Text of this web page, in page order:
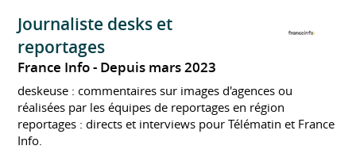
Journaliste desks et
reportages
France Info Depuis mars 2023
deskeuse : commentaires sur images d'agences ou
réalisées par les équipes de reportages en région
reportages : directs et interviews pour Télématin et France
Info.